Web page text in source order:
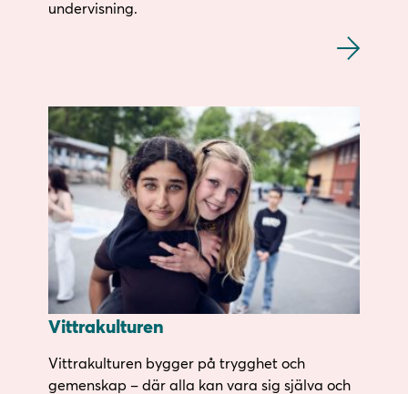
undervisning.
Vittrakulturen
Vittrakulturen bygger på trygghet och
gemenskap – där alla kan vara sig själva och